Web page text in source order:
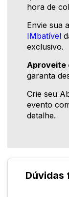
hora de
Envie sua
IMbatível
exclusivo.
Aproveite
garanta
Crie seu
evento
detalhe.
Dúvidas